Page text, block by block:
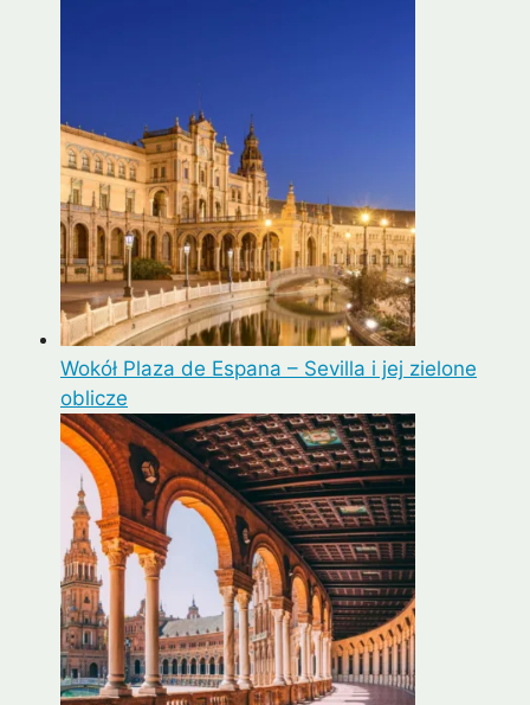
Wokół Plaza de Espana – Sevilla i jej zielone
oblicze